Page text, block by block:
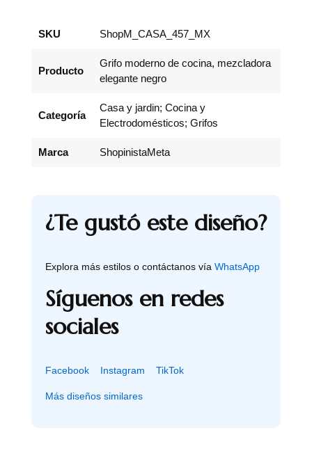
SKU ShopM_CASA_457_MX
Producto
Grifo moderno de cocina, mezcladora
elegante negro
Categoría
Casa y jardin; Cocina y
Electrodomésticos; Grifos
Marca ShopinistaMeta
¿Te gustó este diseño?
Explora más estilos o contáctanos vía WhatsApp
Síguenos en redes
sociales
Facebook Instagram TikTok
Más diseños similares